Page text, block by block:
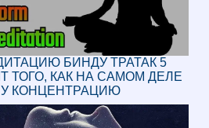
БИНДУ ТРАТАК 5
ТОГО, КАК НА САМОМ ДЕЛЕ
КОНЦЕНТРАЦИЮ